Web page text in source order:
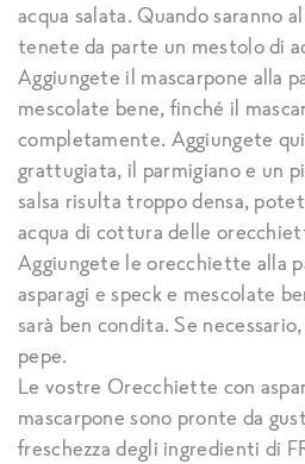
acqua salata. Quando saranno
tenete da parte un mestolo di
Aggiungete il mascarpone alla
mescolate bene, finché il
completamente. Aggiungete
grattugiata, il parmigiano e un
salsa risulta troppo densa,
acqua di cottura delle
Aggiungete le orecchiette alla
asparagi e speck e mescolate
sarà ben condita. Se
pepe.
Le vostre Orecchiette con
mascarpone sono pronte da
freschezza degli ingredienti di